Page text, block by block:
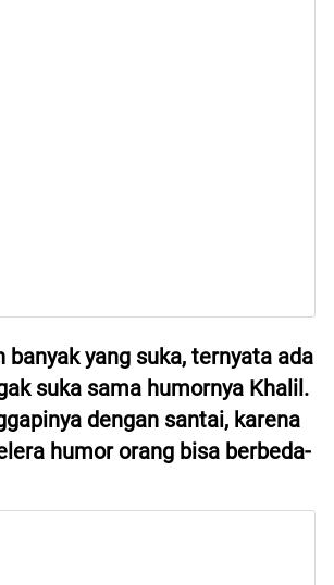
banyak yang suka, ternyata ada
suka sama humornya Khalil.
dengan santai, karena
humor orang bisa berbeda-